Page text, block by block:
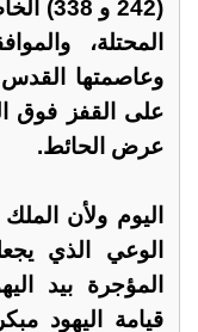
(242 و
المحتلة،
وعاصمتها
على القفز فوق
عرض الحائط.
اليوم ولأن
الوعي الذي
المؤجرة بيد
قيامة اليهود